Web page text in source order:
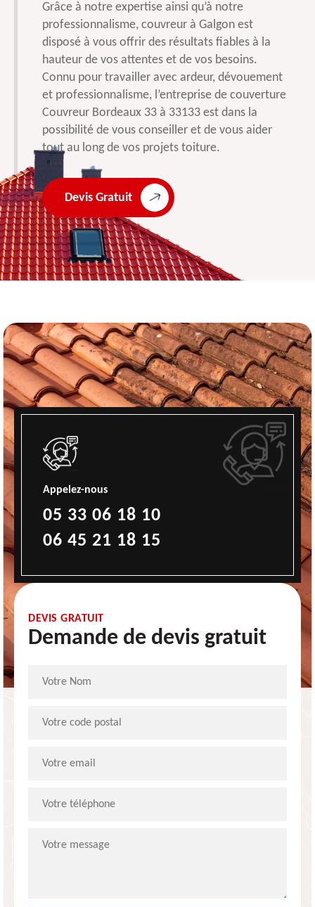
Grâce à notre expertise ainsi qu’à notre
professionnalisme, couvreur à Galgon est
disposé à vous offrir des résultats fiables à la
hauteur de vos attentes et de vos besoins.
Connu pour travailler avec ardeur, dévouement
et professionnalisme, l’entreprise de couverture
Couvreur Bordeaux 33 à 33133 est dans la
possibilité de vous conseiller et de vous aider
tout au long de vos projets toiture.
Devis Gratuit
Appelez-nous
05 33 06 18 10
06 45 21 18 15
DEVIS GRATUIT
Demande de devis gratuit